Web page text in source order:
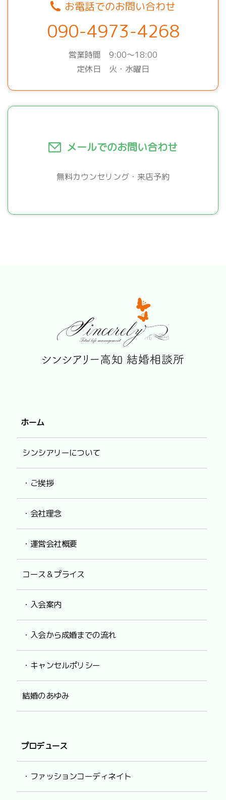
お電話でのお問い合わせ
090-4973-4268
営業時間 9:00～18:00
定休日 火・水曜日
メールでのお問い合わせ
無料カウンセリング・来店予約
ホーム
シンシアリーについて
・ご挨拶
・会社理念
・運営会社概要
コース＆プライス
・入会案内
・入会から成婚までの流れ
・キャンセルポリシー
結婚のあゆみ
プロデュース
・ファッションコーディネイト